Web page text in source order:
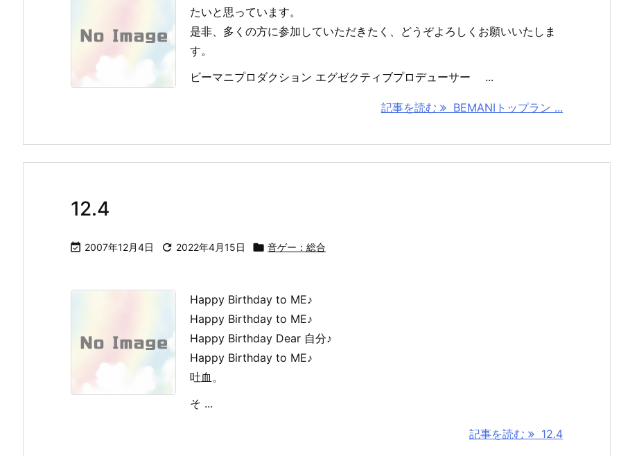
たいと思っています。
是非、多くの方に参加していただきたく、どうぞよろしくお願いいたしま
す。
ビーマニプロダクション エグゼクティブプロデューサー ...
記事を読む BEMANIトップラン ...
12.4
 2007年12月4日  2022年4月15日  音ゲー：総合
Happy Birthday to ME♪
Happy Birthday to ME♪
Happy Birthday Dear 自分♪
Happy Birthday to ME♪
吐血。
そ ...
記事を読む 12.4